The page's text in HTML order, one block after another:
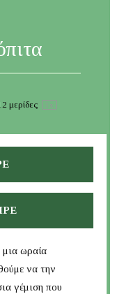
μερίδες 1 x
μια ωραία
να την
γέμιση που